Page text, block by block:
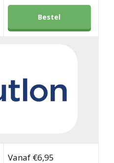
Bestel
Vanaf €6,95